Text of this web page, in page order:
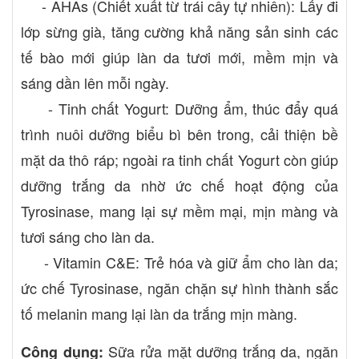
- AHAs (Chiết xuất từ trái cây tự nhiên): Lấy đi
lớp sừng già, tăng cường khả năng sản sinh các
tế bào mới giúp làn da tươi mới, mềm mịn và
sáng dần lên mỗi ngày.
- Tinh chất Yogurt: Dưỡng ẩm, thúc đẩy quá
trình nuôi dưỡng biểu bì bên trong, cải thiện bề
mặt da thô ráp; ngoài ra tinh chất Yogurt còn giúp
dưỡng trắng da nhờ ức chế hoạt động của
Tyrosinase, mang lại sự mềm mại, mịn màng và
tươi sáng cho làn da.
- Vitamin C&E: Trẻ hóa và giữ ẩm cho làn da;
ức chế Tyrosinase, ngăn chặn sự hình thành sắc
tố melanin mang lại làn da trắng mịn màng.
Công dụng: Sữa rửa mặt dưỡng trắng da, ngăn